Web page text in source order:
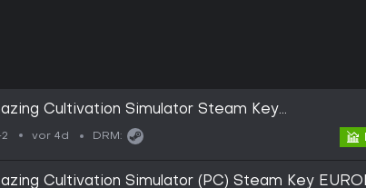
Cultivation Simulator Steam Key
vor 4d DRM:
Cultivation Simulator (PC) Steam Key